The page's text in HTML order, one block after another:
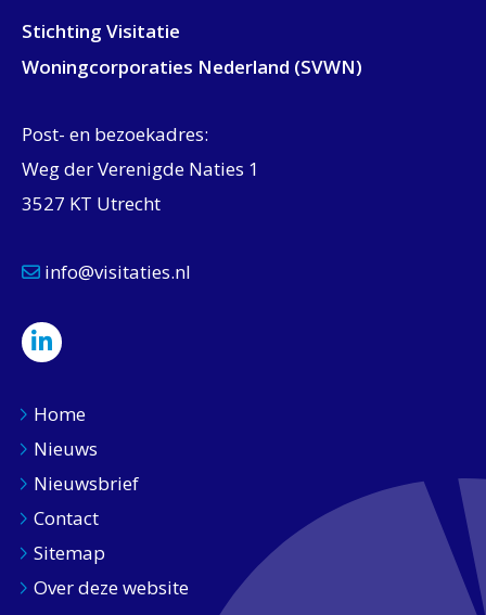
Stichting Visitatie
Woningcorporaties Nederland (SVWN)
Post- en bezoekadres:
Weg der Verenigde Naties 1
3527 KT Utrecht
info@visitaties.nl
Home
Nieuws
Nieuwsbrief
Contact
Sitemap
Over deze website